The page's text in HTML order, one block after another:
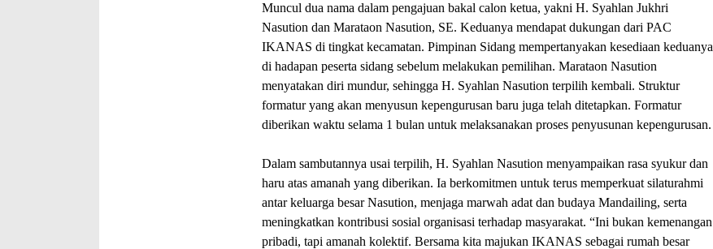
Muncul dua nama dalam pengajuan bakal calon ketua, yakni H. Syahlan Jukhri
Nasution dan Marataon Nasution, SE. Keduanya mendapat dukungan dari PAC
IKANAS di tingkat kecamatan. Pimpinan Sidang mempertanyakan kesediaan keduanya
di hadapan peserta sidang sebelum melakukan pemilihan. Marataon Nasution
menyatakan diri mundur, sehingga H. Syahlan Nasution terpilih kembali. Struktur
formatur yang akan menyusun kepengurusan baru juga telah ditetapkan. Formatur
diberikan waktu selama 1 bulan untuk melaksanakan proses penyusunan kepengurusan.
Dalam sambutannya usai terpilih, H. Syahlan Nasution menyampaikan rasa syukur dan
haru atas amanah yang diberikan. Ia berkomitmen untuk terus memperkuat silaturahmi
antar keluarga besar Nasution, menjaga marwah adat dan budaya Mandailing, serta
meningkatkan kontribusi sosial organisasi terhadap masyarakat. “Ini bukan kemenangan
pribadi, tapi amanah kolektif. Bersama kita majukan IKANAS sebagai rumah besar